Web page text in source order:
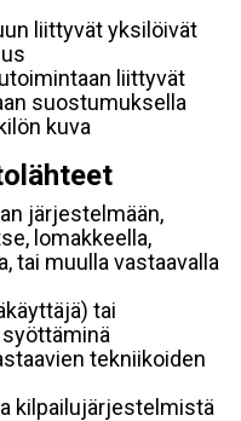
liittyvät yksilöivät
liittyvät
suostumuksella
kuva
järjestelmään,
lomakkeella,
tai muulla vastaavalla
tai
tekniikoiden
kilpailujärjestelmistä